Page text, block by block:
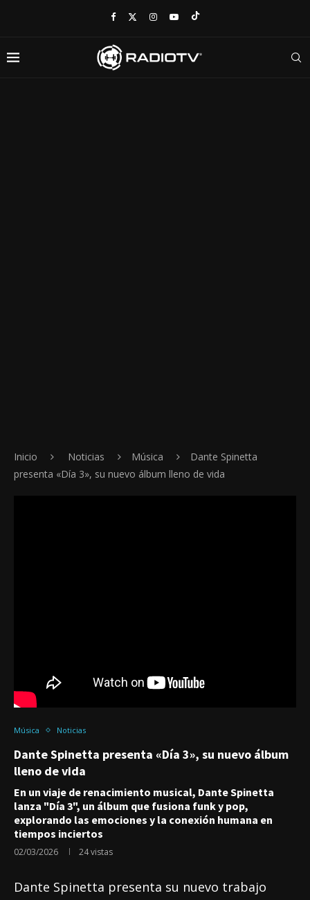
Inicio Noticias Música
Dante Spinetta
presenta «Día 3», su nuevo álbum lleno de vida
Música Noticias
Dante Spinetta presenta «Día 3», su nuevo álbum
lleno de vida
En un viaje de renacimiento musical, Dante Spinetta
lanza "Día 3", un álbum que fusiona funk y pop,
explorando las emociones y la conexión humana en
tiempos inciertos
02/03/2026 24vistas
Dante Spinetta presenta su nuevo trabajo